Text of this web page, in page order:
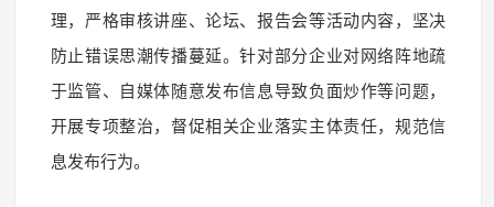
理，严格审核讲座、论坛、报告会等活动内容，坚决
防止错误思潮传播蔓延。针对部分企业对网络阵地疏
于监管、自媒体随意发布信息导致负面炒作等问题，
开展专项整治，督促相关企业落实主体责任，规范信
息发布行为。